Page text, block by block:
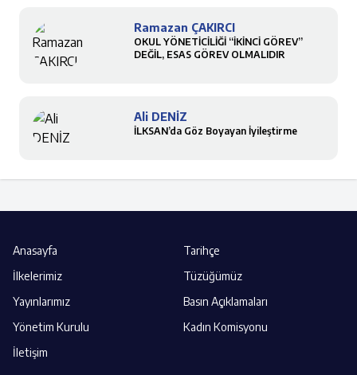
Ramazan ÇAKIRCI
OKUL YÖNETİCİLİĞİ “İKİNCİ GÖREV”
DEĞİL, ESAS GÖREV OLMALIDIR
Ali DENİZ
İLKSAN’da Göz Boyayan İyileştirme
Anasayfa
Tarihçe
İlkelerimiz
Tüzüğümüz
Yayınlarımız
Basın Açıklamaları
Yönetim Kurulu
Kadın Komisyonu
İletişim